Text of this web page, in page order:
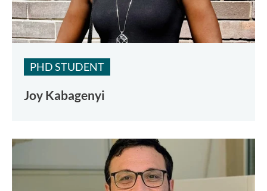
PHD STUDENT
Joy Kabagenyi